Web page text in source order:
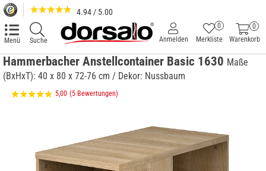
4.94 / 5.00
Menü Suche
0
Warenkorb
Merkliste
0
Anmelden
Hammerbacher Anstellcontainer Basic 1630 Maße
(BxHxT): 40 x 80 x 72-76 cm / Dekor: Nussbaum
5,00 (5 Bewertungen)